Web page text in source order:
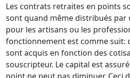
Les contrats retraites en points
sont quand même distribués par
pour les artisans ou les
fonctionnement est comme suit:
sont acquis en fonction des
souscripteur. Le capital est